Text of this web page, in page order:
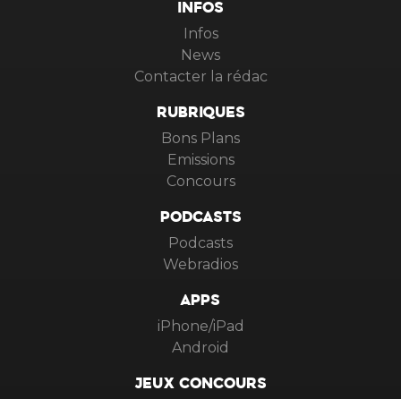
INFOS
Infos
News
Contacter la rédac
RUBRIQUES
Bons Plans
Emissions
Concours
PODCASTS
Podcasts
Webradios
APPS
iPhone/iPad
Android
JEUX CONCOURS